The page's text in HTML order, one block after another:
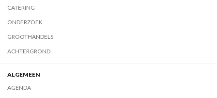
CATERING
ONDERZOEK
GROOTHANDELS
ACHTERGROND
ALGEMEEN
AGENDA